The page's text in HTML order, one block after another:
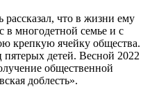
что в жизни ему
многодетной семье и с
крепкую ячейку общества.
детей. Весной 2022
общественной
доблесть».